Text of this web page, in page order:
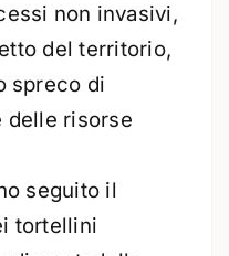
non invasivi,
del territorio,
spreco di
delle risorse
seguito il
tortellini